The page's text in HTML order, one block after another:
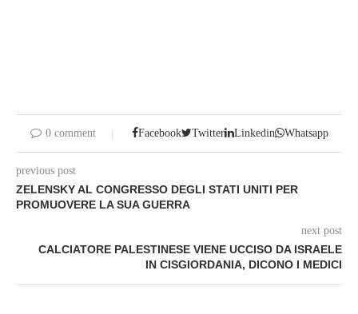
0 comment Facebook Twitter Linkedin Whatsapp
previous post
ZELENSKY AL CONGRESSO DEGLI STATI UNITI PER
PROMUOVERE LA SUA GUERRA
next post
CALCIATORE PALESTINESE VIENE UCCISO DA ISRAELE
IN CISGIORDANIA, DICONO I MEDICI